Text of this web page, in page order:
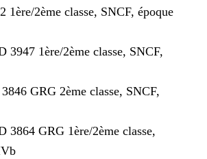
1ère/2ème classe, SNCF, époque
3947 1ère/2ème classe, SNCF,
GRG 2ème classe, SNCF,
3864 GRG 1ère/2ème classe,